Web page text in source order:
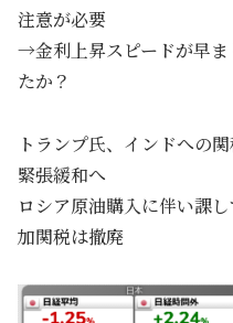
注意が必要
→金利上昇スピードが早
たか？
トランプ氏、インドへの
緊張緩和へ
ロシア原油購入に伴い課
加関税は撤廃